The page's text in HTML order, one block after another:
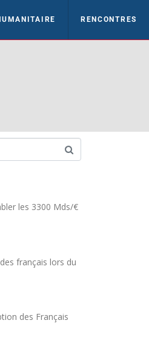
RENCONTRES
les 3300 Mds/€
français lors du
des Français